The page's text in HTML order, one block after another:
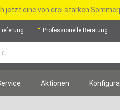
jetzt eine von drei starken
Professionelle Beratung
Aktionen